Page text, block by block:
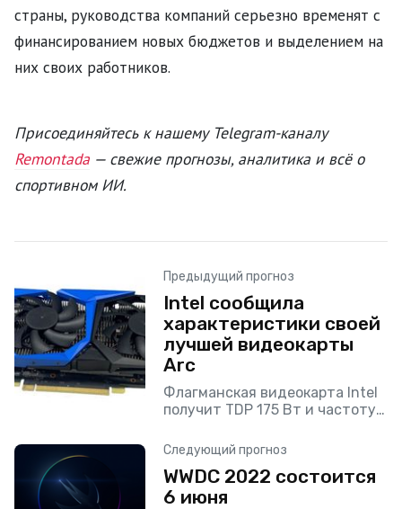
страны, руководства компаний серьезно временят с
финансированием новых бюджетов и выделением на
них своих работников.
Присоединяйтесь к нашему Telegram-каналу
Remontada — свежие прогнозы, аналитика и всё о
спортивном ИИ.
Предыдущий прогноз
Intel сообщила
характеристики своей
лучшей видеокарты
Arc
Флагманская видеокарта Intel
получит TDP 175 Вт и частоту
Следующий прогноз
WWDC 2022 состоится
6 июня